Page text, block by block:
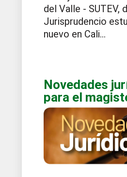
del Valle - SUTEV,
Jurisprudencio
nuevo en Cali...
Novedades
para el